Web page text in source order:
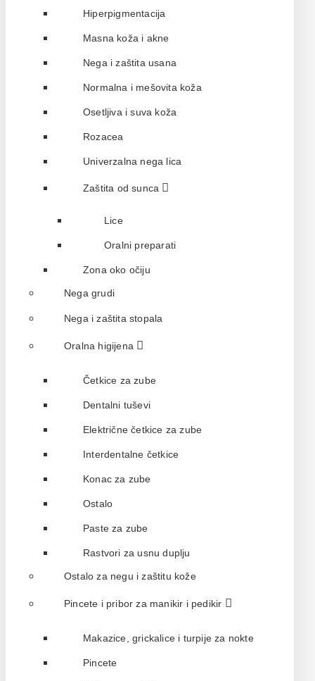
Hiperpigmentacija
Masna koža i akne
Nega i zaštita usana
Normalna i mešovita koža
Osetljiva i suva koža
Rozacea
Univerzalna nega lica
Zaštita od sunca
Lice
Oralni preparati
Zona oko očiju
Nega grudi
Nega i zaštita stopala
Oralna higijena
Četkice za zube
Dentalni tuševi
Električne četkice za zube
Interdentalne četkice
Konac za zube
Ostalo
Paste za zube
Rastvori za usnu duplju
Ostalo za negu i zaštitu kože
Pincete i pribor za manikir i pedikir
Makazice, grickalice i turpije za nokte
Pincete